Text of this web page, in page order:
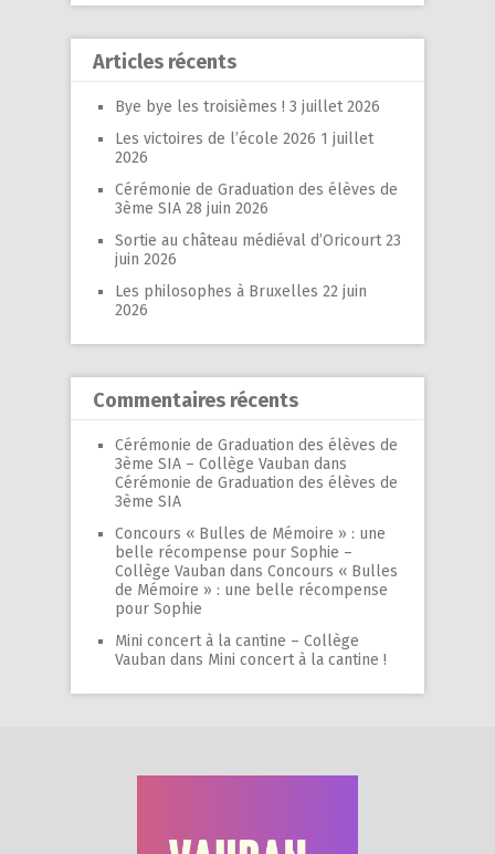
Articles récents
Bye bye les troisièmes ! 3 juillet 2026
Les victoires de l’école 2026 1 juillet
2026
Cérémonie de Graduation des élèves de
3ème SIA 28 juin 2026
Sortie au château médiéval d’Oricourt 23
juin 2026
Les philosophes à Bruxelles 22 juin
2026
Commentaires récents
Cérémonie de Graduation des élèves de
3ème SIA – Collège Vauban dans
Cérémonie de Graduation des élèves de
3ème SIA
Concours « Bulles de Mémoire » : une
belle récompense pour Sophie –
Collège Vauban dans Concours « Bulles
de Mémoire » : une belle récompense
pour Sophie
Mini concert à la cantine – Collège
Vauban dans Mini concert à la cantine !